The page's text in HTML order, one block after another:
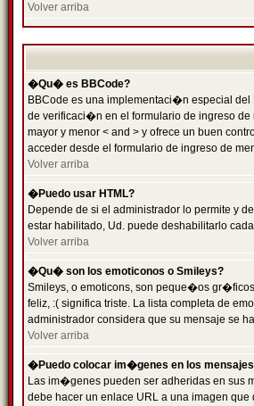
Volver arriba
�Qu� es BBCode?
BBCode es una implementaci�n especial
de verificaci�n en el formulario de ingreso de
mayor y menor < and > y ofrece un buen
acceder desde el formulario de ingreso de
Volver arriba
�Puedo usar HTML?
Depende de si el administrador lo permite y
estar habilitado, Ud. puede deshabilitarlo
Volver arriba
�Qu� son los emoticonos o Smileys?
Smileys, o emoticons, son peque�os
feliz, :( significa triste. La lista completa de
administrador considera que su mensaje se
Volver arriba
�Puedo colocar im�genes en los
Las im�genes pueden ser adheridas en sus
debe hacer un enlace URL a una imagen